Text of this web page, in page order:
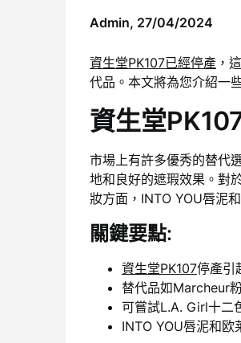
Admin, 27/04/2024
資生堂PK107已經停產 ，
代品。本文將為您介紹一
資生堂
市場上有許多優秀的替代
地和良好的遮瑕效果。對
妝方面，INTO YOU唇泥
關鍵要點:
資生堂PK107停產引
替代品如Marcheur
可嘗試L.A. Girl十二
INTO YOU唇泥和欧